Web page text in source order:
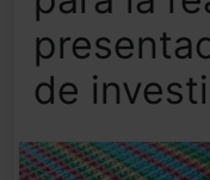
de